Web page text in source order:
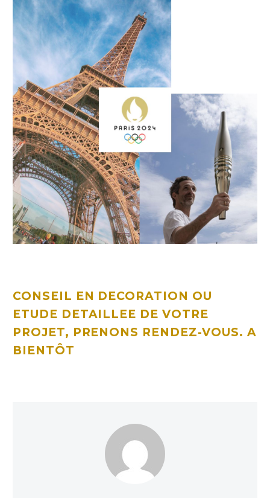
CONSEIL EN DECORATION OU
ETUDE DETAILLEE DE VOTRE
PROJET, PRENONS RENDEZ-VOUS. A
BIENTÔT